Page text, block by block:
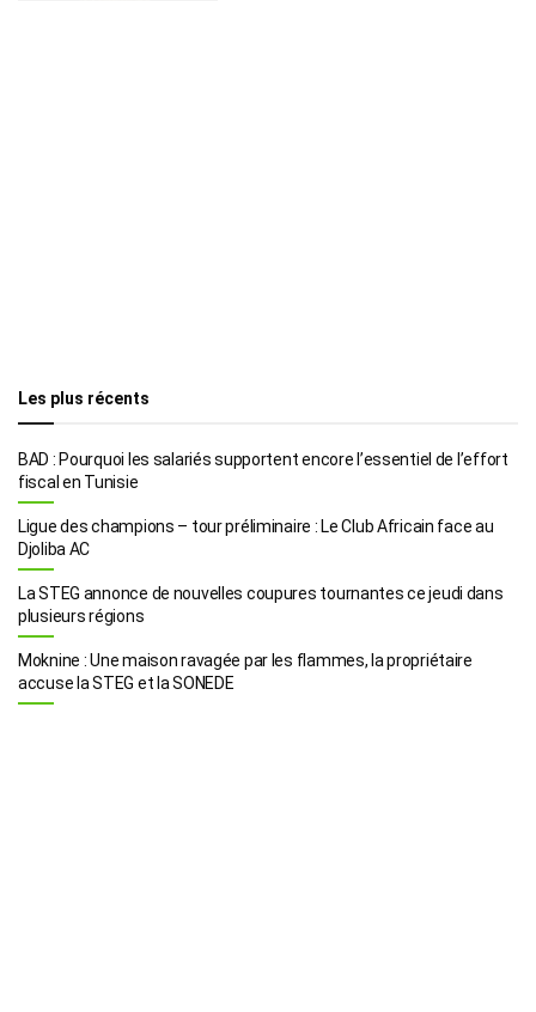
Les plus récents
BAD : Pourquoi les salariés supportent encore l’essentiel de l’effort
fiscal en Tunisie
Ligue des champions – tour préliminaire : Le Club Africain face au
Djoliba AC
La STEG annonce de nouvelles coupures tournantes ce jeudi dans
plusieurs régions
Moknine : Une maison ravagée par les flammes, la propriétaire
accuse la STEG et la SONEDE